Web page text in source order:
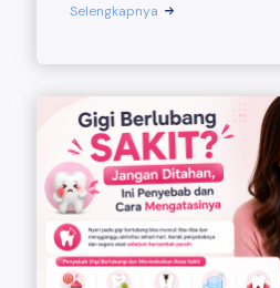
Selengkapnya